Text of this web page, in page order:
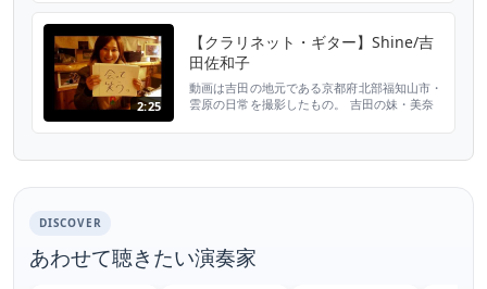
もベテランギタリスト・小畑和彦が全面的にサ
ポート。 「くものはらっぱ」ではゲストボー
カルの石...
2:25
【クラリネット・ギター】Shine/吉
田佐和子
動画は吉田の地元である京都府北部福知山市・
雲原の日常を撮影したもの。 吉田の妹・美奈
エッセイも連載中！ http://fukutyama.co...
DISCOVER
あわせて聴きたい演奏家